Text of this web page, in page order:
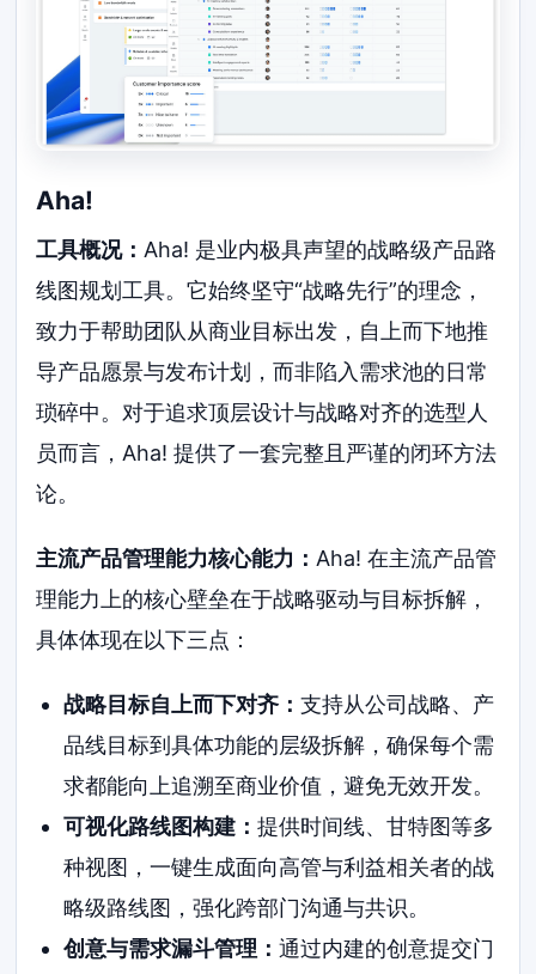
Aha!
工具概况： Aha! 是业内极具声望的战略级产品路
线图规划工具。它始终坚守“战略先行”的理念，
致力于帮助团队从商业目标出发，自上而下地推
导产品愿景与发布计划，而非陷入需求池的日常
琐碎中。对于追求顶层设计与战略对齐的选型人
员而言，Aha! 提供了一套完整且严谨的闭环方法
论。
主流产品管理能力核心能力： Aha! 在主流产品管
理能力上的核心壁垒在于战略驱动与目标拆解，
具体体现在以下三点：
战略目标自上而下对齐： 支持从公司战略、产
品线目标到具体功能的层级拆解，确保每个需
求都能向上追溯至商业价值，避免无效开发。
可视化路线图构建： 提供时间线、甘特图等多
种视图，一键生成面向高管与利益相关者的战
略级路线图，强化跨部门沟通与共识。
创意与需求漏斗管理： 通过内建的创意提交门